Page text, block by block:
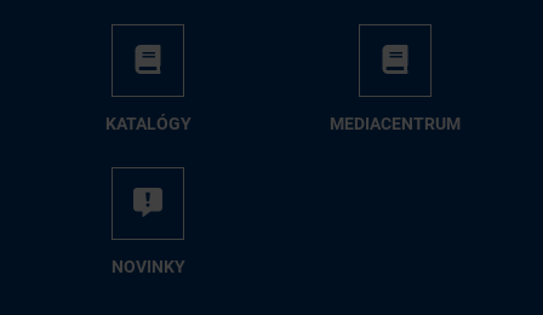
KA­TA­LÓ­GY ME­DIA­CEN­TRUM
NO­VIN­KY